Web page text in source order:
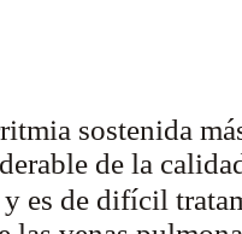
sostenida
de la
es de difícil